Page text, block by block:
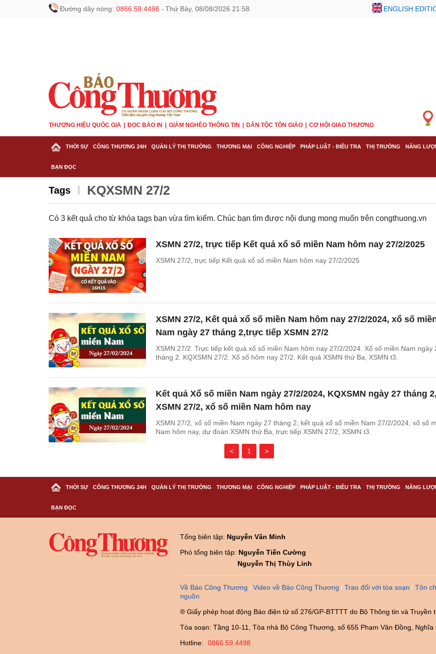
Đường dây nóng: 0866.59.4498 - Thứ Bảy, 08/08/2026 21:58 ENGLISH
THƯƠNG HIỆU QUỐC GIA ĐỌC BÁO IN GIẢM NGHÈO THÔNG TIN DÂN TỘC TÔN GIÁO CƠ HỘI GIAO THƯƠNG
THỜI SỰ CÔNG THƯƠNG 24H QUẢN LÝ THỊ TRƯỜNG THƯƠNG MẠI CÔNG NGHIỆP PHÁP LUẬT - ĐIỀU TRA THỊ TRƯỜNG NĂNG
BẠN ĐỌC
Tags KQXSMN 27/2
Có 3 kết quả cho từ khóa tags bạn vừa tìm kiếm. Chúc bạn tìm được nội dung mong muốn trên congthuong.vn
XSMN 27/2, trực tiếp Kết quả xổ số miền Nam hôm nay 27/2/2025
XSMN 27/2, trực tiếp Kết quả xổ số miền Nam hôm nay 27/2/2025
XSMN 27/2, Kết quả xổ số miền Nam hôm nay 27/2/2024, xổ số
Nam ngày 27 tháng 2,trực tiếp XSMN 27/2
XSMN 27/2. Trực tiếp kết quả xổ số miền Nam hôm nay 27/2/2024. Xổ số miền Nam ngày
tháng 2. KQXSMN 27/2. Xổ số hôm nay 27/2. Kết quả XSMN thứ Ba, XSMN t3.
Kết quả Xổ số miền Nam ngày 27/2/2024, KQXSMN ngày 27 tháng 2,
XSMN 27/2, xổ số miền Nam hôm nay
XSMN 27/2, xổ số miền Nam ngày 27 tháng 2, kết quả xổ số miền Nam 27/2/2024, xổ số
Nam hôm nay, dự đoán XSMN thứ Ba, trực tiếp XSMN 27/2, XSMN t3.
< 1 >
THỜI SỰ CÔNG THƯƠNG 24H QUẢN LÝ THỊ TRƯỜNG THƯƠNG MẠI CÔNG NGHIỆP PHÁP LUẬT - ĐIỀU TRA THỊ TRƯỜNG NĂNG
BẠN ĐỌC
Tổng biên tập: Nguyễn Văn Minh
Phó tổng biên tập: Nguyễn Tiến Cường
Nguyễn Thị Thùy Linh
Về Báo Công Thương Video về Báo Công Thương Trao đổi với tòa soạn Tôn
nguồn
® Giấy phép hoạt động Báo điện tử số 276/GP-BTTTT do Bộ Thông tin và Truyền
Tòa soạn: Tầng 10-11, Tòa nhà Bộ Công Thương, số 655 Phạm Văn Đồng, Nghĩa
Hotline:
0866.59.4498